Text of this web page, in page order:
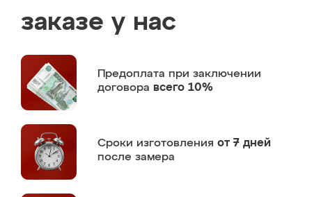
заказе у нас
Предоплата при заключении
договора всего 10%
Сроки изготовления от 7 дней
после замера